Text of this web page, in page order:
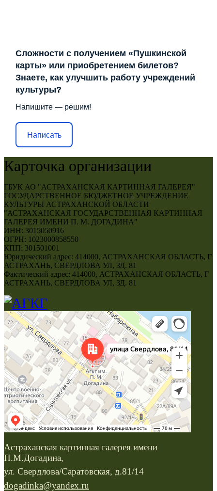
Сложности с получением «Пушкинской
карты» или приобретением билетов?
Знаете, как улучшить работу учреждений
культуры?
Напишите — решим!
Написать
Карточка организации
ГБУК АО "АСТРАХАНСКАЯ КАРТИННАЯ ГАЛЕРЕЯ"
ГОСУДАРСТВЕННОЕ БЮДЖЕТНОЕ УЧРЕЖДЕНИЕ
КУЛЬТУРЫ АСТРАХАНСКОЙ ОБЛАСТИ
"АСТРАХАНСКАЯ ГОСУДАРСТВЕННАЯ КАРТИННАЯ
ГАЛЕРЕЯ ИМЕНИ П. М. ДОГАДИНА"
ИНН: 3015050916
ОГРН: 1023000858550
КПП: 301501001
Юридический адрес: 414000, АСТРАХАНСКАЯ ОБЛАСТЬ, Г
АСТРАХАНЬ, СВЕРДЛОВА УЛ, ЗД. 81
Фактический адрес: 414000, АСТРАХАНСКАЯ ОБЛАСТЬ, Г
АСТРАХАНЬ, СВЕРДЛОВА УЛ, ЗД. 81
Астраханская картинная галерея имени
П.М.Догадина,
ул. Свердлова/Саратовская, д.81/14
dogadinka@yandex.ru